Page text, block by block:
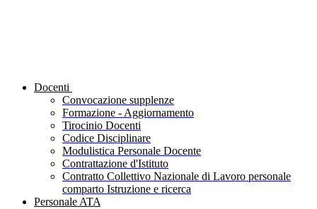
Docenti
Convocazione supplenze
Formazione - Aggiornamento
Tirocinio Docenti
Codice Disciplinare
Modulistica Personale Docente
Contrattazione d'Istituto
Contratto Collettivo Nazionale di Lavoro personale
comparto Istruzione e ricerca
Personale ATA